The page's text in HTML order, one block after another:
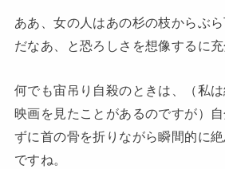
ああ、女の人はあの杉の枝からぶ
だなあ、と恐ろしさを想像するに充
何でも宙吊り自殺のときは、（私
映画を見たことがあるのですが）
ずに首の骨を折りながら瞬間的に
ですね。